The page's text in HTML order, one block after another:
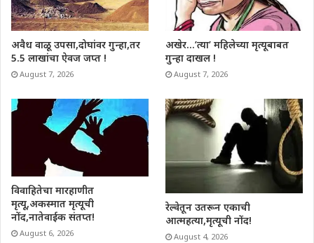
अवैध वाळू उपसा,दोघांवर गुन्हा,तर
5.5 लाखांचा ऐवज जप्त !
August 7, 2026
अखेर…’त्या’ महिलेच्या मृत्यूबाबत
गुन्हा दाखल !
August 7, 2026
विवाहितेचा मारहाणीत
मृत्यू,अकस्मात मृत्यूची
नोंद,नातेवाईक संतप्त!
August 6, 2026
रेल्वेतून उतरून एकाची
आत्महत्या,मृत्यूची नोंद!
August 4, 2026